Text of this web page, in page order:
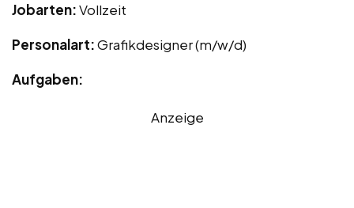
Jobarten:Vollzeit
Personalart:Grafikdesigner (m/w/d)
Aufgaben:
Anzeige